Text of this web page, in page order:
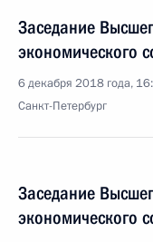
Заседание
экономического
6 декабря 2018 года,
Санкт-Петербург
Заседание
экономического